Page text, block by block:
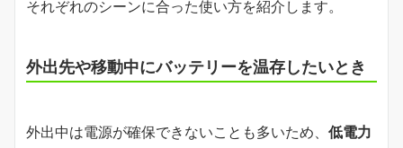
それぞれのシーンに合った使い方を紹介します。
外出先や移動中にバッテリーを温存したいとき
外出中は電源が確保できないことも多いため、 低電力